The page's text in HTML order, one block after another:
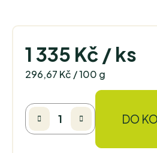
1 335 Kč / ks
Měrná cena:
296,67 Kč / 100 g
DO